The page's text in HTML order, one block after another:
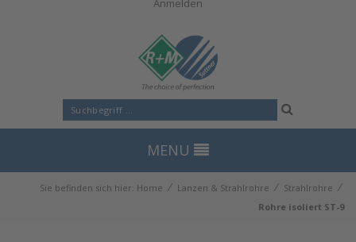
Anmelden
MENU
Sie befinden sich hier: Home ⁄ Lanzen & Strahlrohre ⁄ Strahlrohre ⁄
Rohre isoliert ST-9